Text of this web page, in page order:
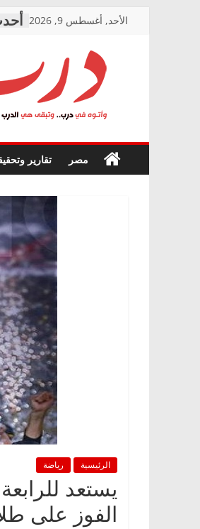
الأحد, أغسطس 9, 2026
درب
في
درب..
مصر تقارير
الرئيسية رياضة
يستعد
الفوز على